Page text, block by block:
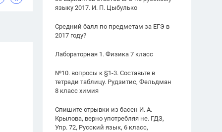
языку 2017. И. П. Цыбулько
Средний балл по предметам за ЕГЭ в
2017 году?
Лабораторная 1. Физика 7 класс
№10. вопросы к §1-3. Составьте в
тетради таблицу. Рудзитис, Фельдман
8 класс химия
Спишите отрывки из басен И. А.
Крылова, верно употребляя не. ГДЗ,
Упр. 72, Русский язык, 6 класс,